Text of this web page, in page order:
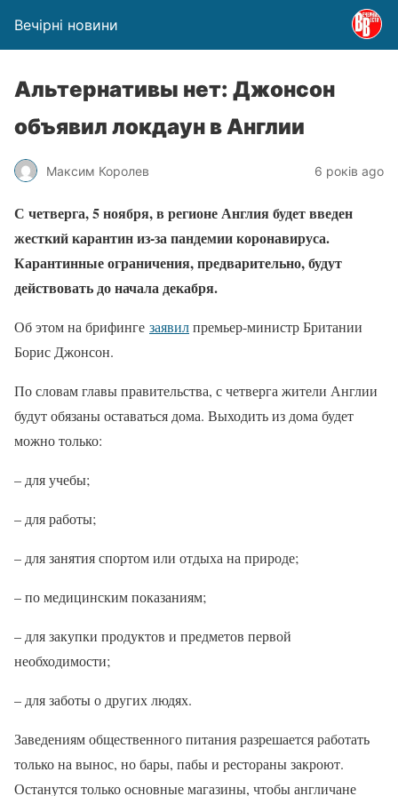
Вечірні новини
Альтернативы нет: Джонсон
объявил локдаун в Англии
Максим Королев 6 років ago
С четверга, 5 ноября, в регионе Англия будет введен
жесткий карантин из-за пандемии коронавируса.
Карантинные ограничения, предварительно, будут
действовать до начала декабря.
Об этом на брифинге заявилпремьер-министр Британии
Борис Джонсон.
По словам главы правительства, с четверга жители Англии
будут обязаны оставаться дома. Выходить из дома будет
можно только:
– для учебы;
– для работы;
– для занятия спортом или отдыха на природе;
– по медицинским показаниям;
– для закупки продуктов и предметов первой
необходимости;
– для заботы о других людях.
Заведениям общественного питания разрешается работать
только на вынос, но бары, пабы и рестораны закроют.
Останутся только основные магазины, чтобы англичане